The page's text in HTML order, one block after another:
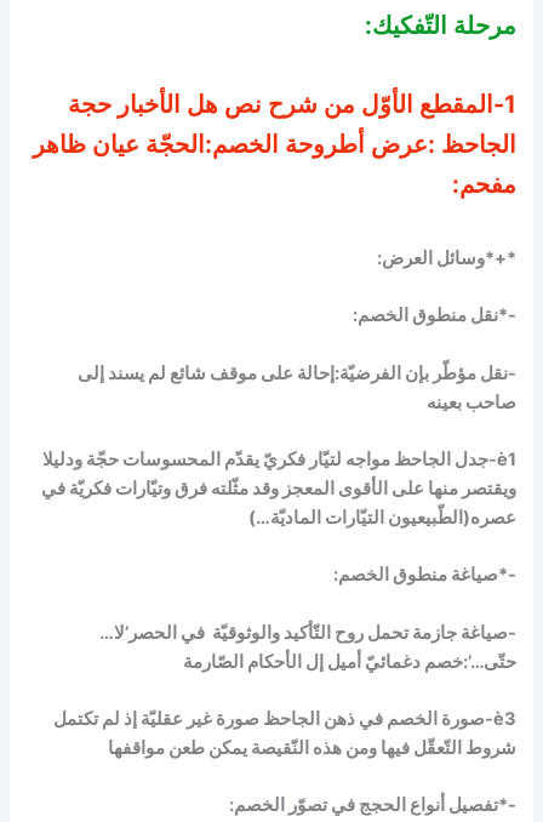
مرحلة التّفكيك:
1-المقطع الأوّل من شرح نص هل الأخبار حجة
الجاحظ :عرض أطروحة الخصم:الحجّة عيان ظاهر
مفحم:
*+*وسائل العرض:
-*نقل منطوق الخصم:
-نقل مؤطّر بإن الفرضيّة:إحالة على موقف شائع لم يسند إلى
صاحب بعينه
è1-جدل الجاحظ مواجه لتيّار فكريّ يقدّم المحسوسات حجّة ودليلا
ويقتصر منها على الأقوى المعجز وقد مثّلته فرق وتيّارات فكريّة في
عصره(الطّبيعيون التيّارات الماديّة…)
-*صياغة منطوق الخصم:
-صياغة جازمة تحمل روح التّأكيد والوثوقيّة في الحصر’لا…
حتّى…’:خصم دغمائيّ أميل إل الأحكام الصّارمة
è3-صورة الخصم في ذهن الجاحظ صورة غير عقليّة إذ لم تكتمل
شروط التّعقّل فيها ومن هذه النّقيصة يمكن طعن مواقفها
-*تفصيل أنواع الحجج في تصوّر الخصم: